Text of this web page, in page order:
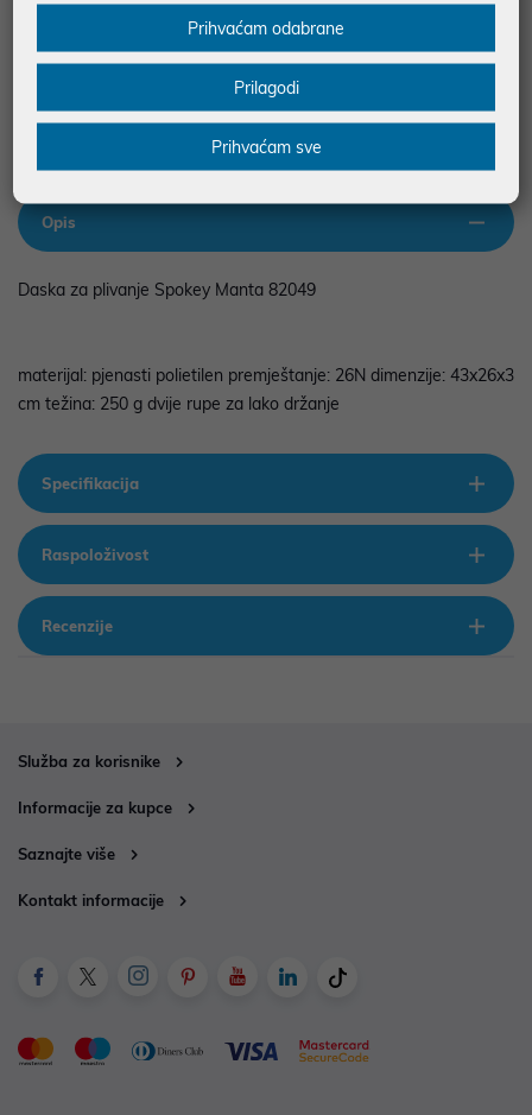
Podaci uz artikle su prezentirani u dobroj namjeri. Mikronis d.o.o. ne
odgovara za eventualne pogreške nastale u opisu proizvoda, greške
ilustrativne prirode te ne moraju u potpunosti odgovarati artiklima. Za sve
eventualne nejasnoće možete nas kontaktirati na
Opis
Daska za plivanje Spokey Manta 82049
materijal: pjenasti polietilen premještanje: 26N dimenzije: 43x26x3
cm težina: 250 g dvije rupe za lako držanje
Specifikacija
Raspoloživost
Recenzije
Služba za korisnike
Informacije za kupce
Saznajte više
Kontakt informacije
Prihvaćam odabrane
Prilagodi
Prihvaćam sve